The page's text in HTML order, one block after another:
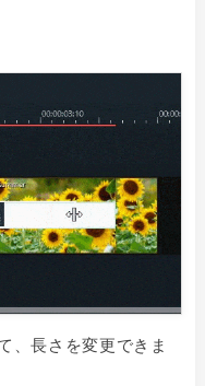
、長さを変更できま